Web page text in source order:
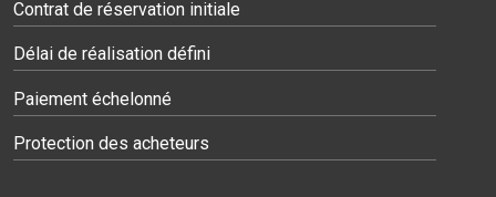
Contrat de réservation initiale
Délai de réalisation défini
Paiement échelonné
Protection des acheteurs